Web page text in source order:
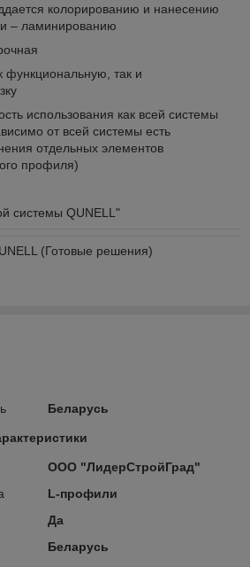
колорированию и нанесению
– ламинированию
функциональную, так и
использования как всей системы
от всей системы есть
отдельных элементов
профиля)
системы QUNELL"
Беларусь
ООО "ЛидерСтройГрад"
L-профили
Да
Беларусь